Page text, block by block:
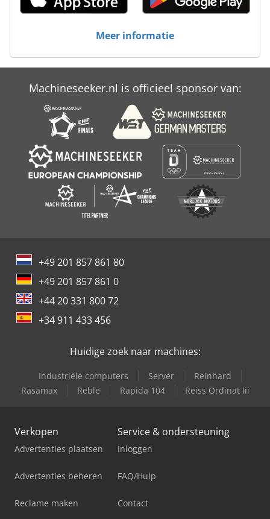
Case Ih Maxxum 110
Case Ih Maxxum 140
Case Ih Maxxum 5120
Case Ih Maxxum 5140
Meer informatie
Machineseeker.nl is officieel sponsor van:
+49 201 857 861 80
+49 201 857 861 0
+44 20 331 800 72
+34 911 433 456
Huidige zoek naar machines:
Industriële computers Server
Reinhard
Rasamax
Reble Rapida 104 Reiss Ordinat Iii
Verkopen
Advertenties plaatsen
Advertenties beheren
Reclame maken
Service & ondersteuning
Inloggen
FAQ/Hulp
Contact